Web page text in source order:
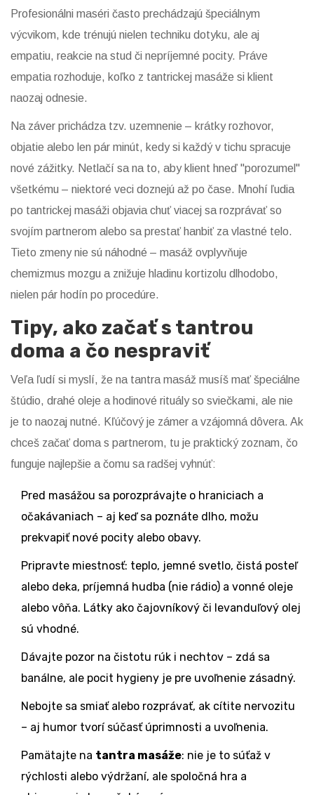
Profesionálni maséri často prechádzajú špeciálnym
výcvikom, kde trénujú nielen techniku dotyku, ale aj
empatiu, reakcie na stud či nepríjemné pocity. Práve
empatia rozhoduje, koľko z tantrickej masáže si klient
naozaj odnesie.
Na záver prichádza tzv. uzemnenie – krátky rozhovor,
objatie alebo len pár minút, kedy si každý v tichu spracuje
nové zážitky. Netlačí sa na to, aby klient hneď "porozumel"
všetkému – niektoré veci doznejú až po čase. Mnohí ľudia
po tantrickej masáži objavia chuť viacej sa rozprávať so
svojím partnerom alebo sa prestať hanbiť za vlastné telo.
Tieto zmeny nie sú náhodné – masáž ovplyvňuje
chemizmus mozgu a znižuje hladinu kortizolu dlhodobo,
nielen pár hodín po procedúre.
Tipy, ako začať s tantrou
doma a čo nespraviť
Veľa ľudí si myslí, že na tantra masáž musíš mať špeciálne
štúdio, drahé oleje a hodinové rituály so sviečkami, ale nie
je to naozaj nutné. Kľúčový je zámer a vzájomná dôvera. Ak
chceš začať doma s partnerom, tu je praktický zoznam, čo
funguje najlepšie a čomu sa radšej vyhnúť:
Pred masážou sa porozprávajte o hraniciach a
očakávaniach – aj keď sa poznáte dlho, možu
prekvapiť nové pocity alebo obavy.
Pripravte miestnosť: teplo, jemné svetlo, čistá posteľ
alebo deka, príjemná hudba (nie rádio) a vonné oleje
alebo vôňa. Látky ako čajovníkový či levanduľový olej
sú vhodné.
Dávajte pozor na čistotu rúk i nechtov – zdá sa
banálne, ale pocit hygieny je pre uvoľnenie zásadný.
Nebojte sa smiať alebo rozprávať, ak cítite nervozitu
– aj humor tvorí súčasť úprimnosti a uvoľnenia.
Pamätajte na tantra masáže: nie je to súťaž v
rýchlosti alebo výdržaní, ale spoločná hra a